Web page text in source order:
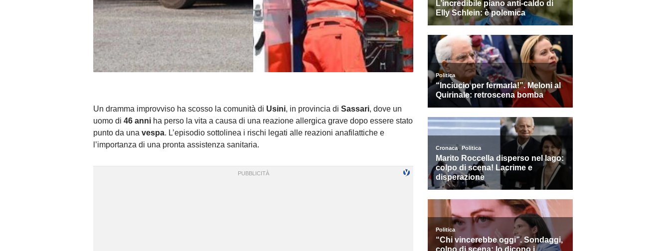
Un dramma improvviso ha scosso la comunità di Usini, in provincia di Sassari, dove un
uomo di 46 anni ha perso la vita a causa di una reazione allergica grave dopo essere stato
punto da una vespa. L’episodio sottolinea i rischi legati alle reazioni anafilattiche e
l’importanza di una pronta assistenza sanitaria.